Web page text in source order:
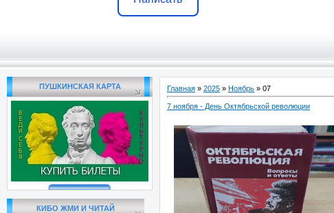
ПУШКИНСКАЯ КАРТА
КИБО ЖМИ И ЧИТАЙ
Главная » 2025 » Ноябрь » 07
7 ноября - День Октябрьской революции